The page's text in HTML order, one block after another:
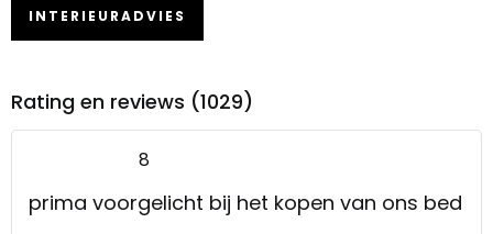
INTERIEURADVIES
Rating en reviews (1029)
8
prima voorgelicht bij het kopen van ons bed